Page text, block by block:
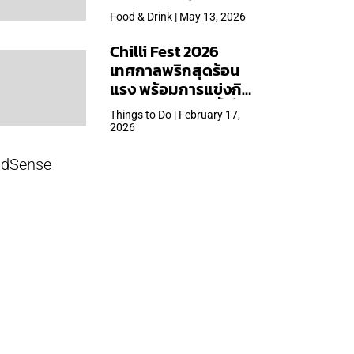
ใหญ่สุดเท่าที่เคยจัดมา
Food & Drink | May 13, 2026
Chilli Fest 2026
เทศกาลพริกสุดร้อน
แรง พร้อมการแข่งกิน
พริก จัด 28 มี.ค.นี้ ที่โรง
แรมคิมป์ตัน มาลัยฯ
Things to Do | February 17,
2026